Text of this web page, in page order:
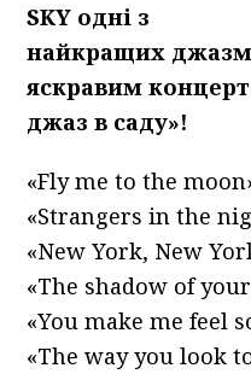
SKY одні з
найкращих
яскравим
джаз в саду»!
«Fly me to the
«Strangers in the
«New York, New
«The shadow of
«You make me feel
«The way you look